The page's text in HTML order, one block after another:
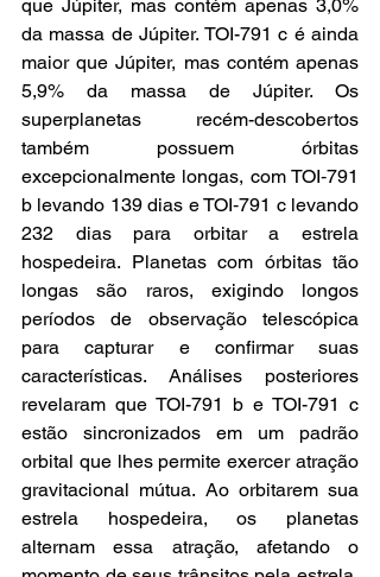
que Júpiter, mas contém apenas 3,0%
da massa de Júpiter. TOI-791 c é ainda
maior que Júpiter, mas contém apenas
5,9% da massa de Júpiter. Os
superplanetas recém-descobertos
também possuem órbitas
excepcionalmente longas, com TOI‑791
b levando 139 dias e TOI‑791 c levando
232 dias para orbitar a estrela
hospedeira. Planetas com órbitas tão
longas são raros, exigindo longos
períodos de observação telescópica
para capturar e confirmar suas
características. Análises posteriores
revelaram que TOI-791 b e TOI-791 c
estão sincronizados em um padrão
orbital que lhes permite exercer atração
gravitacional mútua. Ao orbitarem sua
estrela hospedeira, os planetas
alternam essa atração, afetando o